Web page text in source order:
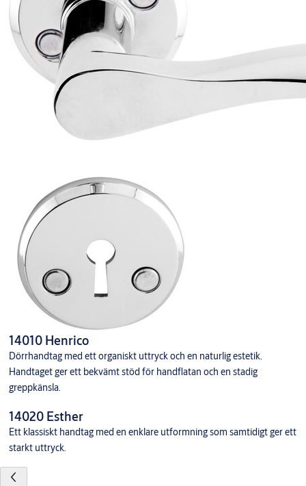
14010 Henrico
Dörrhandtag med ett organiskt uttryck och en naturlig estetik.
Handtaget ger ett bekvämt stöd för handflatan och en stadig
greppkänsla.
14020 Esther
Ett klassiskt handtag med en enklare utformning som samtidigt ger ett
starkt uttryck.